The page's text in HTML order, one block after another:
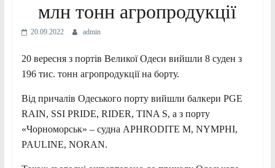
млн тонн агропродукції
20.09.2022 admin
20 вересня з портів Великої Одеси вийшли 8 суден з
196 тис. тонн агропродукції на борту.
Від причалів Одеського порту вийшли балкери PGE
RAIN, SSI PRIDE, RIDER, TINA S, а з порту
«Чорноморськ» – судна APHRODITE M, NYMPHI,
PAULINE, NORAN.